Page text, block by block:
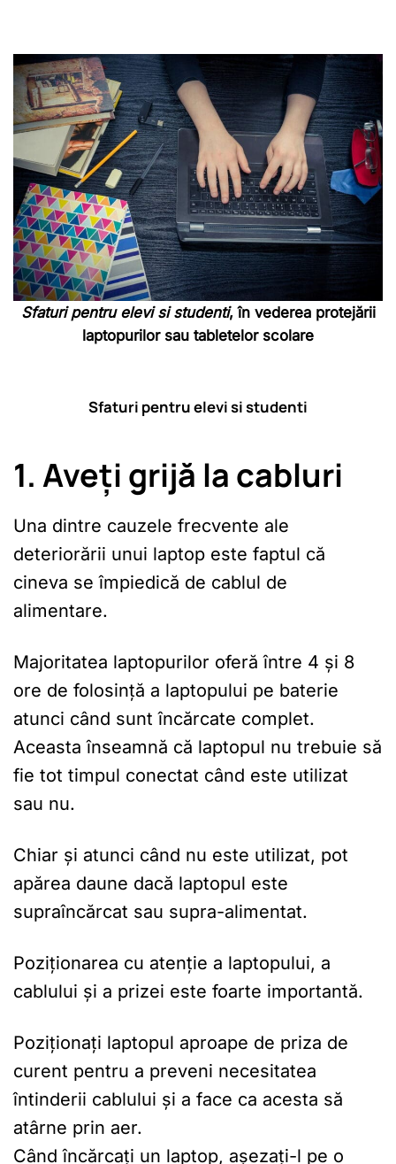
Sfaturi pentru elevi si studenti, în vederea protejării
laptopurilor sau tabletelor scolare
Sfaturi pentru elevi si studenti
1. Aveți grijă la cabluri
Una dintre cauzele frecvente ale
deteriorării unui laptop este faptul că
cineva se împiedică de cablul de
alimentare.
Majoritatea laptopurilor oferă între 4 și 8
ore de folosință a laptopului pe baterie
atunci când sunt încărcate complet.
Aceasta înseamnă că laptopul nu trebuie să
fie tot timpul conectat când este utilizat
sau nu.
Chiar și atunci când nu este utilizat, pot
apărea daune dacă laptopul este
supraîncărcat sau supra-alimentat.
Poziționarea cu atenție a laptopului, a
cablului și a prizei este foarte importantă.
Poziționați laptopul aproape de priza de
curent pentru a preveni necesitatea
întinderii cablului și a face ca acesta să
atârne prin aer.
Când încărcați un laptop, așezați-l pe o